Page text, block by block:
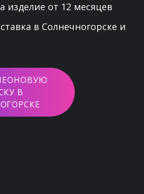
изделие от 12 месяцев
в Солнечногорске и
В